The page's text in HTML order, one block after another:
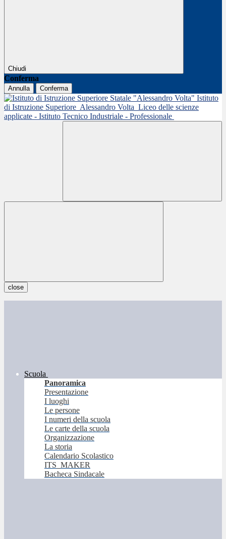
Chiudi
Conferma
Annulla Conferma
Istituto
di Istruzione Superiore Alessandro Volta Liceo delle scienze
applicate - Istituto Tecnico Industriale - Professionale
close
Scuola
Panoramica
Presentazione
I luoghi
Le persone
I numeri della scuola
Le carte della scuola
Organizzazione
La storia
Calendario Scolastico
ITS_MAKER
Bacheca Sindacale